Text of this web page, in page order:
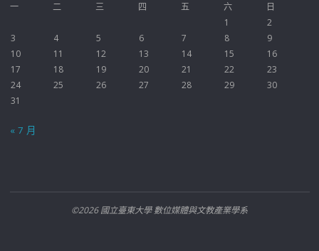
一
二 三 四 五 六
日
1
2
3
4 5 6 7 8
9
10
11 12 13 14 15
16
17
18 19 20 21 22
23
24
25 26 27 28 29
30
31
« 7 月
©2026 國立臺東大學 數位媒體與文教產業學系